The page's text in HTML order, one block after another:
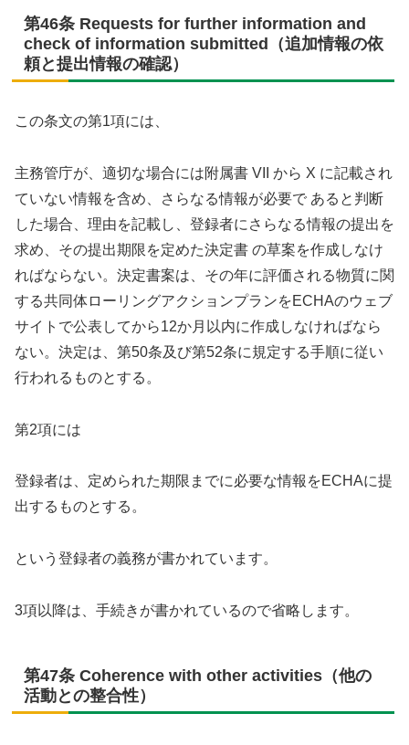
第46条 Requests for further information and
check of information submitted（追加情報の依
頼と提出情報の確認）
この条文の第1項には、
主務管庁が、適切な場合には附属書 VII から X に記載され
ていない情報を含め、さらなる情報が必要で あると判断
した場合、理由を記載し、登録者にさらなる情報の提出を
求め、その提出期限を定めた決定書 の草案を作成しなけ
ればならない。決定書案は、その年に評価される物質に関
する共同体ローリングアクションプランをECHAのウェブ
サイトで公表してから12か月以内に作成しなければなら
ない。決定は、第50条及び第52条に規定する手順に従い
行われるものとする。
第2項には
登録者は、定められた期限までに必要な情報をECHAに提
出するものとする。
という登録者の義務が書かれています。
3項以降は、手続きが書かれているので省略します。
第47条 Coherence with other activities（他の
活動との整合性）